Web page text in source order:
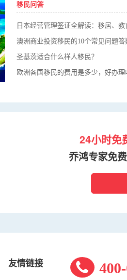
移民问答
澳洲商业投资移民的10个常见问题答
圣基茨适合什么样人移民？
欧洲各国移民的费用是多少，好办理
24小时免
乔鸿专家免
友情链接